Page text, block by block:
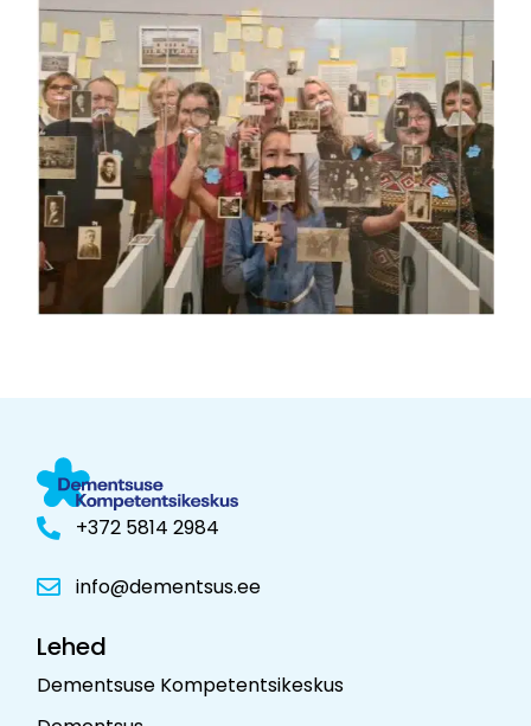
+372 5814 2984
info@dementsus.ee
Lehed
Dementsuse Kompetentsikeskus